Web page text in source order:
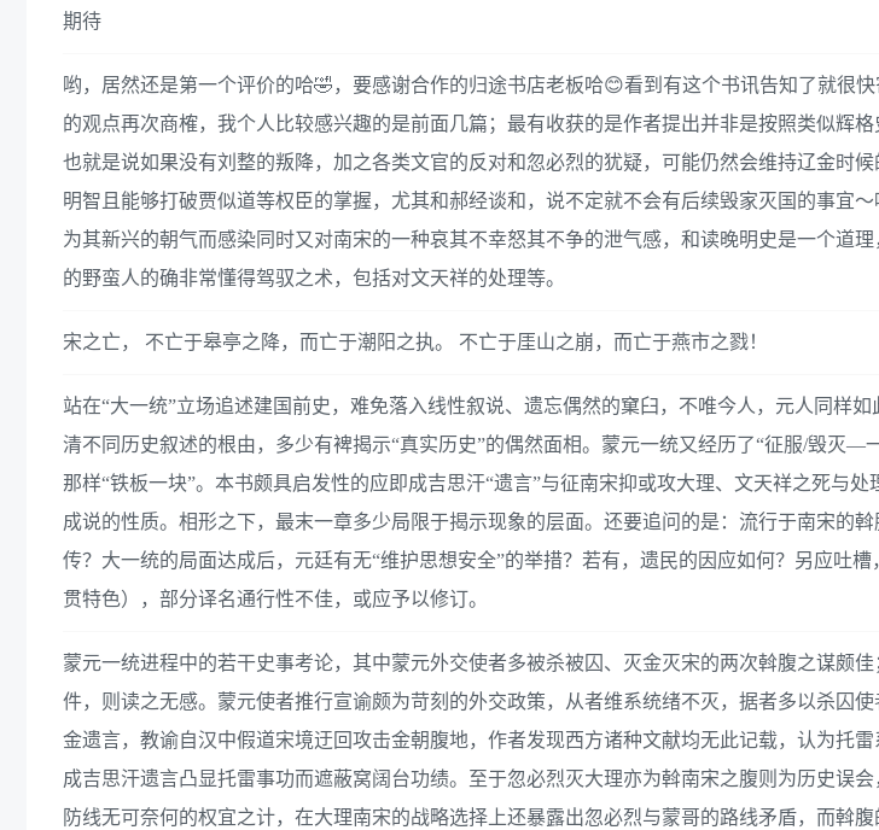
期待
哟，居然还是第一个评价的哈🤣，要感谢合作的归途书店老板哈😊看到有这个书讯告知了就很
的观点再次商榷，我个人比较感兴趣的是前面几篇；最有收获的是作者提出并非是按照类似辉格
也就是说如果没有刘整的叛降，加之各类文官的反对和忽必烈的犹疑，可能仍然会维持辽金时
明智且能够打破贾似道等权臣的掌握，尤其和郝经谈和，说不定就不会有后续毁家灭国的事宜
为其新兴的朝气而感染同时又对南宋的一种哀其不幸怒其不争的泄气感，和读晚明史是一个道
的野蛮人的确非常懂得驾驭之术，包括对文天祥的处理等。
宋之亡， 不亡于皋亭之降，而亡于潮阳之执。 不亡于厓山之崩，而亡于燕市之戮！
站在“大一统”立场追述建国前史，难免落入线性叙说、遗忘偶然的窠臼，不唯今人，元人同样
清不同历史叙述的根由，多少有裨揭示“真实历史”的偶然面相。蒙元一统又经历了“征服/毁灭
那样“铁板一块”。本书颇具启发性的应即成吉思汗“遗言”与征南宋抑或攻大理、文天祥之死与
成说的性质。相形之下，最末一章多少局限于揭示现象的层面。还要追问的是：流行于南宋的
传？大一统的局面达成后，元廷有无“维护思想安全”的举措？若有，遗民的因应如何？另应吐
贯特色），部分译名通行性不佳，或应予以修订。
蒙元一统进程中的若干史事考论，其中蒙元外交使者多被杀被囚、灭金灭宋的两次斡腹之谋颇
件，则读之无感。蒙元使者推行宣谕颇为苛刻的外交政策，从者维系统绪不灭，据者多以杀囚
金遗言，教谕自汉中假道宋境迂回攻击金朝腹地，作者发现西方诸种文献均无此记载，认为托
成吉思汗遗言凸显托雷事功而遮蔽窝阔台功绩。至于忽必烈灭大理亦为斡南宋之腹则为历史误
防线无可奈何的权宜之计，在大理南宋的战略选择上还暴露出忽必烈与蒙哥的路线矛盾，而斡